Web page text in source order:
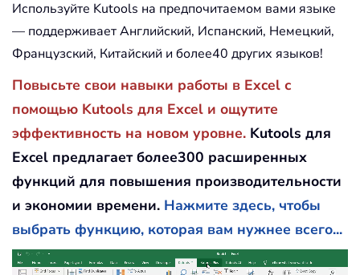
Используйте Kutools на предпочитаемом вами языке
— поддерживает Английский, Испанский, Немецкий,
Французский, Китайский и более40 других языков!
Повысьте свои навыки работы в Excel с
помощью Kutools для Excel и ощутите
эффективность на новом уровне. Kutools для
Excel предлагает более300 расширенных
функций для повышения производительности
и экономии времени. Нажмите здесь, чтобы
выбрать функцию, которая вам нужнее всего...